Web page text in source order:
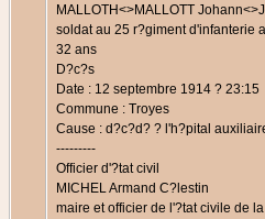
MALLOTH<>MALLOTT
soldat au 25 r?giment d'infanterie
32 ans
D?c?s
Date : 12 septembre 1914 ? 23:15
Commune : Troyes
Cause : d?c?d? ? l'h?pital
---------
Officier d'?tat civil
MICHEL Armand C?lestin
maire et officier de l'?tat civile de